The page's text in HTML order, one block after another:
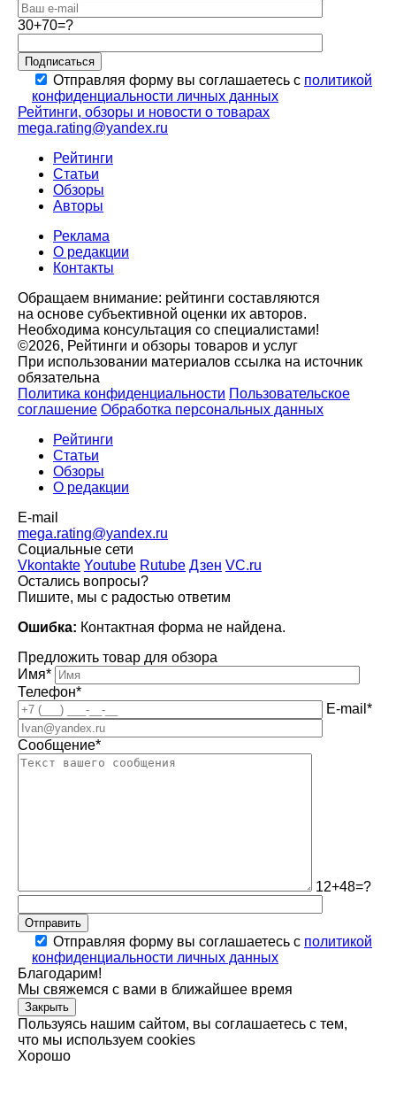
30+70=?
Подписаться
Отправляя форму вы соглашаетесь с политикой
конфиденциальности личных данных
Рейтинги, обзоры и новости о товарах
mega.rating@yandex.ru
Рейтинги
Статьи
Обзоры
Авторы
Реклама
О редакции
Контакты
Обращаем внимание: рейтинги составляются
на основе субъективной оценки их авторов.
Необходима консультация со специалистами!
©2026, Рейтинги и обзоры товаров и услуг
При использовании материалов ссылка на источник
обязательна
Политика конфиденциальности Пользовательское
соглашение Обработка персональных данных
Рейтинги
Статьи
Обзоры
О редакции
E-mail
mega.rating@yandex.ru
Социальные сети
Vkontakte Youtube Rutube Дзен VC.ru
Остались вопросы?
Пишите, мы с радостью ответим
Ошибка: Контактная форма не найдена.
Предложить товар для обзора
Имя*
Телефон*
E-mail*
Сообщение*
12+48=?
Отправить
Отправляя форму вы соглашаетесь с политикой
конфиденциальности личных данных
Благодарим!
Мы свяжемся с вами в ближайшее время
Закрыть
Пользуясь нашим сайтом, вы соглашаетесь с тем,
что мы используем cookies
Хорошо